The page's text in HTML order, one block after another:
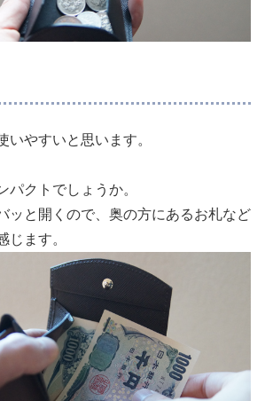
いやすいと思います。
パクトでしょうか。
ッと開くので、奥の方にあるお札など
じます。